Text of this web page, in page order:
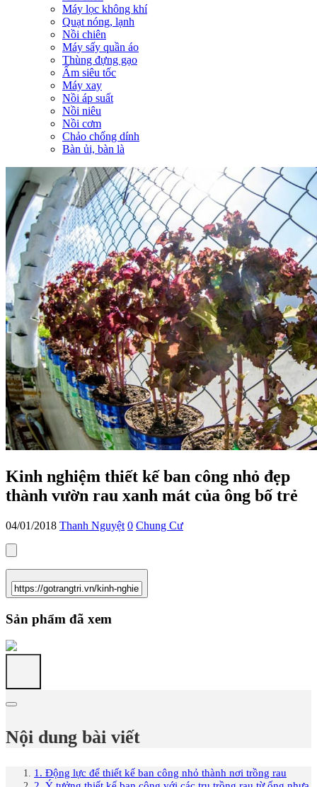
Máy lọc không khí
Quạt nóng, lạnh
Nồi chiên
Máy sấy quần áo
Thùng đựng gạo
Ấm siêu tốc
Máy xay
Nồi áp suất
Nồi niêu
Nồi cơm
Chảo chống dính
Bàn ủi, bàn là
Kinh nghiệm thiết kế ban công nhỏ đẹp
thành vườn rau xanh mát của ông bố trẻ
04/01/2018 Thanh Nguyệt 0 Chung Cư
Sản phẩm đã xem
Nội dung bài viết
1. Động lực để thiết kế ban công nhỏ thành nơi trồng rau